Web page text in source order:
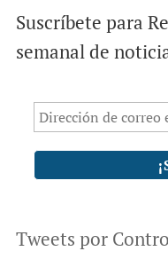
Suscríbete para
semanal de
Tweets por